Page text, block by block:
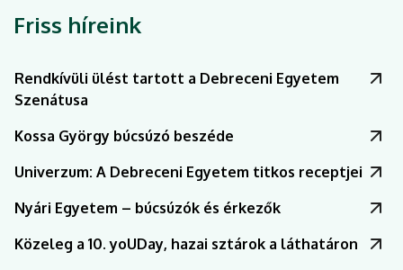
Friss híreink
Rendkívüli ülést tartott a Debreceni Egyetem
Szenátusa
Kossa György búcsúzó beszéde
Univerzum: A Debreceni Egyetem titkos receptjei
Nyári Egyetem – búcsúzók és érkezők
Közeleg a 10. yoUDay, hazai sztárok a láthatáron